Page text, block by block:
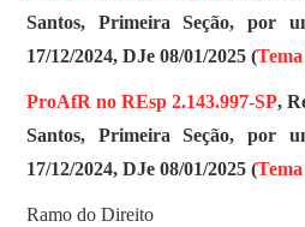
Santos, Primeira Seção, por
17/12/2024, DJe 08/01/2025 (
ProAfR no REsp 2.143.997-SP,
Santos, Primeira Seção, por
17/12/2024, DJe 08/01/2025 (
Ramo do Direito